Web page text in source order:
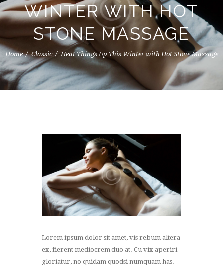
WINTER WITH HOT
STONE MASSAGE
Home Classic Heat Things Up This Winter with Hot Stone Massage
Lorem ipsum dolor sit amet, vis rebum altera
ex, fierent mediocrem duo at. Cu vix aperiri
gloriatur, no quidam quodsi numquam has.